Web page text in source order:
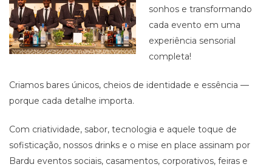
sonhos e transformando
cada evento em uma
experiência sensorial
completa!
Criamos bares únicos, cheios de identidade e essência —
porque cada detalhe importa.
Com criatividade, sabor, tecnologia e aquele toque de
sofisticação, nossos drinks e o mise en place assinam por
Bardu eventos sociais, casamentos, corporativos, feiras e